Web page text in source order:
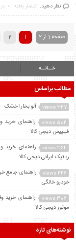
نظر دهید. انتشار یافته : 0
صفحه 1 از 2 1
2
خــانــه
مطالب براساس
347 views آلو بخارا خشک
584 views
راهنمای
فیلیپس دیجی کالا
364 views
راهنمای خرید
رباتیک ایرانی دیجی کالا
446 views
راهنمای جامع
خودرو خانگی
386 views
راهنمای خرید
موتور دیجی کالا
نوشته‌های تازه